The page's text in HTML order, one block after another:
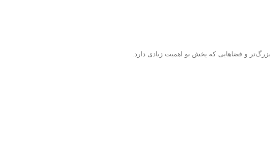
و فضاهایی که پخش بو اهمیت زیادی دارد.